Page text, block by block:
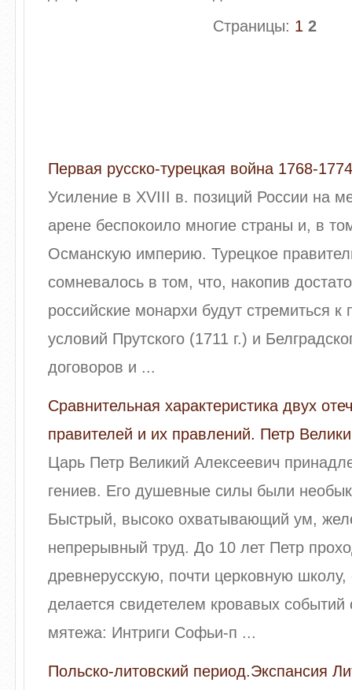
Страницы: 1 2
Первая русско-турецкая война 1768-1774
Усиление в XVIII в. позиций России на
арене беспокоило многие страны и, в
Османскую империю. Турецкое
сомневалось в том, что, накопив
российские монархи будут стремиться к
условий Прутского (1711 г.) и
договоров и ...
Сравнительная характеристика двух
правителей и их правлений. Петр
Царь Петр Великий Алексеевич
гениев. Его душевные силы были
Быстрый, высоко охватывающий ум,
непрерывный труд. До 10 лет Петр
древнерусскую, почти церковную школу,
делается свидетелем кровавых событий
мятежа: Интриги Софьи-п ...
Польско-литовский период.Экспансия